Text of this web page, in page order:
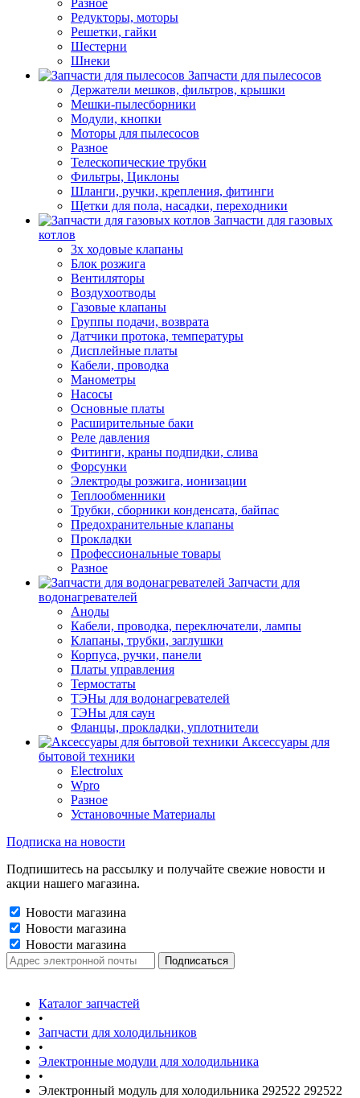
Разное
Редукторы, моторы
Решетки, гайки
Шестерни
Шнеки
Запчасти для пылесосов
Держатели мешков, фильтров, крышки
Мешки-пылесборники
Модули, кнопки
Моторы для пылесосов
Разное
Телескопические трубки
Фильтры, Циклоны
Шланги, ручки, крепления, фитинги
Щетки для пола, насадки, переходники
Запчасти для газовых
котлов
3х ходовые клапаны
Блок розжига
Вентиляторы
Воздухоотводы
Газовые клапаны
Группы подачи, возврата
Датчики протока, температуры
Дисплейные платы
Кабели, проводка
Манометры
Насосы
Основные платы
Расширительные баки
Реле давления
Фитинги, краны подпидки, слива
Форсунки
Электроды розжига, ионизации
Теплообменники
Трубки, сборники конденсата, байпас
Предохранительные клапаны
Прокладки
Профессиональные товары
Разное
Запчасти для
водонагревателей
Аноды
Кабели, проводка, переключатели, лампы
Клапаны, трубки, заглушки
Корпуса, ручки, панели
Платы управления
Термостаты
ТЭНы для водонагревателей
ТЭНы для саун
Фланцы, прокладки, уплотнители
Аксессуары для
бытовой техники
Electrolux
Wpro
Разное
Установочные Материалы
Подписка на новости
Подпишитесь на рассылку и получайте свежие новости и
акции нашего магазина.
Новости магазина
Новости магазина
Новости магазина
Каталог запчастей
•
Запчасти для холодильников
•
Электронные модули для холодильника
•
Электронный модуль для холодильника 292522 292522